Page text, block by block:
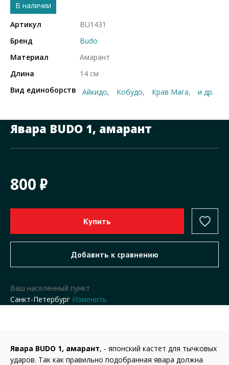
В наличии
Артикул
BU1431
Бренд
Budo
Материал
Амарант
Длина
14 см
Вид единоборств
Айкидо Кобудо Крав Мага и др.
Явара BUDO 1, амарант
800
Ваш населенный пункт
Санкт-Петербург Изменить
Явара BUDO 1, амарант, - японский кастет для тычковых
ударов. Так как правильно подобранная явара должна